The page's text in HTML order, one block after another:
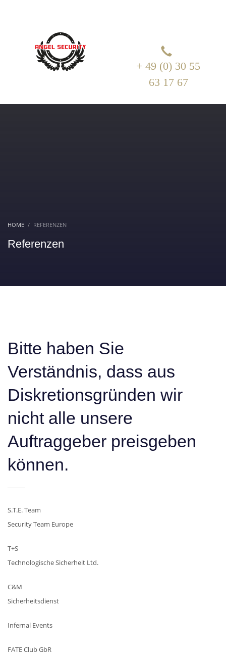
+ 49 (0) 30 55
63 17 67
HOME REFERENZEN
Referenzen
Bitte haben Sie
Verständnis, dass aus
Diskretionsgründen wir
nicht alle unsere
Auftraggeber preisgeben
können.
S.T.E. Team
Security Team Europe
T+S
Technologische Sicherheit Ltd.
C&M
Sicherheitsdienst
Infernal Events
FATE Club GbR